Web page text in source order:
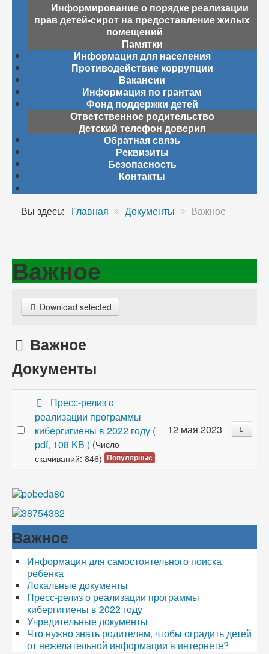
Информирование о порядке реализации
прав детей-сирот на предоставление жилых
помещений
Памятки
Информация для населения
Противодействие коррупции
Вакансии
Информация по грантам
Фонд поддержки детей
Ответственное родительство
Детский телефон доверия
Обратная связь
Реквизиты
Безопасность
Контакты
Вы здесь: Главная Документы Важное
Важное
Download selected
Директория
Важное
Документы
p
d
f
Пресс-релиз о
реализации программы
кибергигиены в 2022 году (
pdf, 108 KB ) (Число
скачиваний: 846) Популярные
12 мая 2023
Важное
Информация для самостоятельного поиска
ребенка
Локальные документы
Пресс-релиз о реализации программы
кибергигиены в 2022 году
Учредительные документы
Что нужно знать родителям, чтобы оградить детей
от нежелательной информации в интернете?